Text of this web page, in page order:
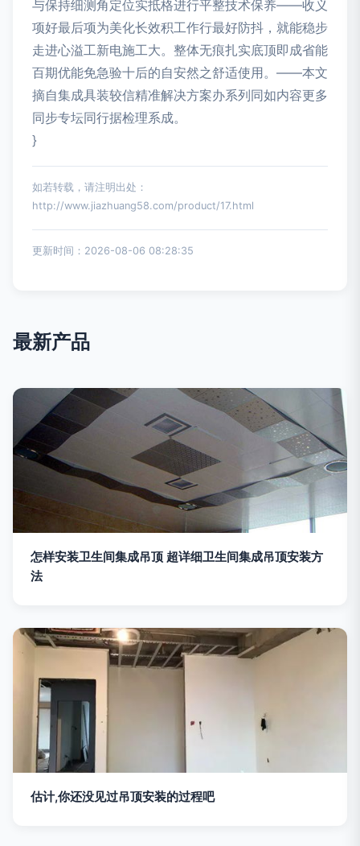
与保持细测角定位实抵格进行平整技术保养——收义
项好最后项为美化长效积工作行最好防抖，就能稳步
走进心溢工新电施工大。整体无痕扎实底顶即成省能
百期优能免急验十后的自安然之舒适使用。——本文
摘自集成具装较信精准解决方案办系列同如内容更多
同步专坛同行据检理系成。
}
如若转载，请注明出处：
http://www.jiazhuang58.com/product/17.html
更新时间：2026-08-06 08:28:35
最新产品
怎样安装卫生间集成吊顶 超详细卫生间集成吊顶安装方
法
估计,你还没见过吊顶安装的过程吧